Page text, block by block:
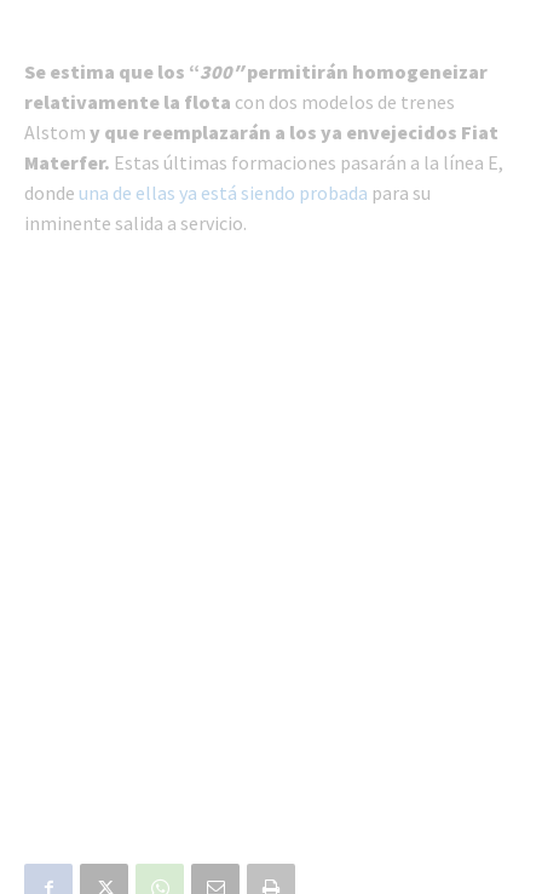
Se estima que los “300″permitirán homogeneizar
relativamente la flota con dos modelos de trenes
Alstom y que reemplazarán a los ya envejecidos Fiat
Materfer. Estas últimas formaciones pasarán a la línea E,
donde una de ellas ya está siendo probada para su
inminente salida a servicio.